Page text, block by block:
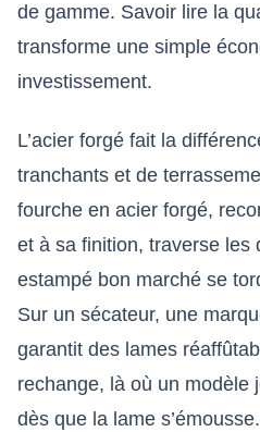
de gamme. Savoir lire la
transforme une simple
investissement.
L’acier forgé fait la
tranchants et de
fourche en acier forgé,
et à sa finition, traverse les
estampé bon marché se
Sur un sécateur, une
garantit des lames
rechange, là où un modèle
dès que la lame s’émousse.